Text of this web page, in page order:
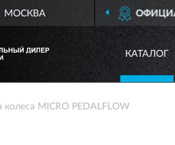
МОСКВА ДИЛЕР MICRO В РОССИИ
КАТАЛОГ
колеса MICRO PEDALFLOW